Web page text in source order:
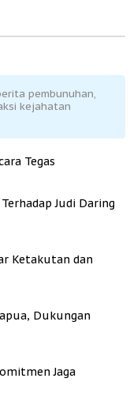
pembunuhan,
kejahatan
Tegas
Judi Daring
Ketakutan dan
Dukungan
Jaga